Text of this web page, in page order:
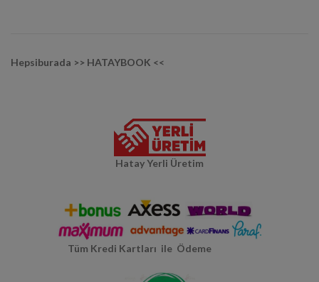
Hepsiburada >> HATAYBOOK <<
Hatay Yerli Üretim
Tüm Kredi Kartları ile Ödeme